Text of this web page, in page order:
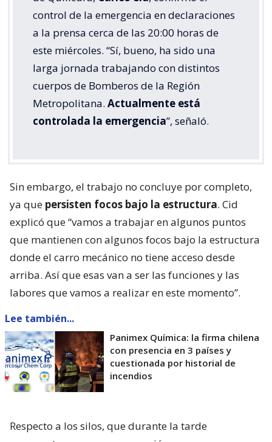
control de la emergencia en declaraciones
a la prensa cerca de las 20:00 horas de
este miércoles. “Sí, bueno, ha sido una
larga jornada trabajando con distintos
cuerpos de Bomberos de la Región
Metropolitana. Actualmente está
controlada la emergencia”, señaló.
Sin embargo, el trabajo no concluye por completo,
ya que persisten focos bajo la estructura. Cid
explicó que “vamos a trabajar en algunos puntos
que mantienen con algunos focos bajo la estructura
donde el carro mecánico no tiene acceso desde
arriba. Así que esas van a ser las funciones y las
labores que vamos a realizar en este momento”.
Lee también...
Panimex Química: la firma chilena
con presencia en 3 países y
cuestionada por historial de
incendios
Respecto a los silos, que durante la tarde